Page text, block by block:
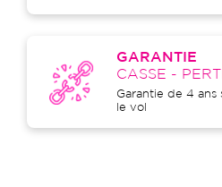
GARANTIE
CASSE -
Garantie de 4 ans
le vol